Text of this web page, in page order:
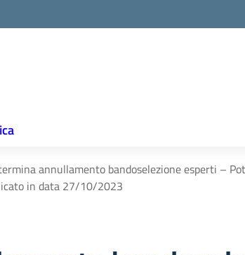
annullamento bandoselezione esperti –
in data 27/10/2023